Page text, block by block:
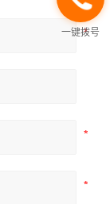
一键拨号